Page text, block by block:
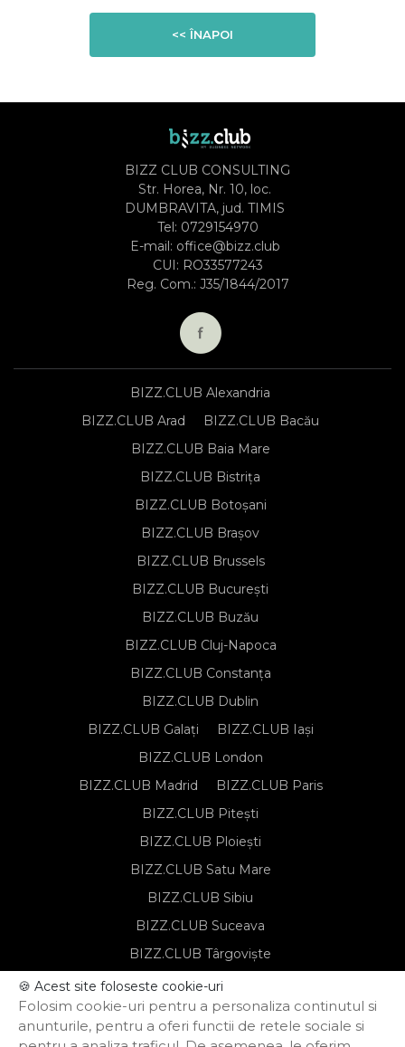
<< ÎNAPOI
BIZZ CLUB CONSULTING
Str. Horea, Nr. 10, loc.
DUMBRAVITA, jud. TIMIS
Tel: 0729154970
E-mail: office@bizz.club
CUI: RO33577243
Reg. Com.: J35/1844/2017
BIZZ.CLUB Alexandria
BIZZ.CLUB Arad
BIZZ.CLUB Bacău
BIZZ.CLUB Baia Mare
BIZZ.CLUB Bistrița
BIZZ.CLUB Botoșani
BIZZ.CLUB Brașov
BIZZ.CLUB Brussels
BIZZ.CLUB București
BIZZ.CLUB Buzău
BIZZ.CLUB Cluj-Napoca
BIZZ.CLUB Constanța
BIZZ.CLUB Dublin
BIZZ.CLUB Galați
BIZZ.CLUB Iași
BIZZ.CLUB London
BIZZ.CLUB Madrid
BIZZ.CLUB Paris
BIZZ.CLUB Pitești
BIZZ.CLUB Ploiești
BIZZ.CLUB Satu Mare
BIZZ.CLUB Sibiu
BIZZ.CLUB Suceava
BIZZ.CLUB Târgoviște
BIZZ.CLUB Târgu Mureș
BIZZ.CLUB Timișoara
🍪 Acest site foloseste cookie-uri
Folosim cookie-uri pentru a personaliza continutul si
anunturile, pentru a oferi functii de retele sociale si